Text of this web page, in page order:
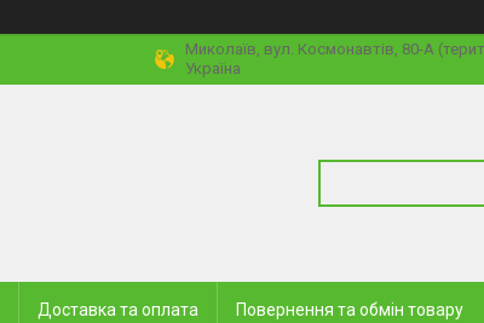
Миколаїв, вул. Космонавтів, 80-А
Україна
Доставка та оплата Повернення та обмін товару